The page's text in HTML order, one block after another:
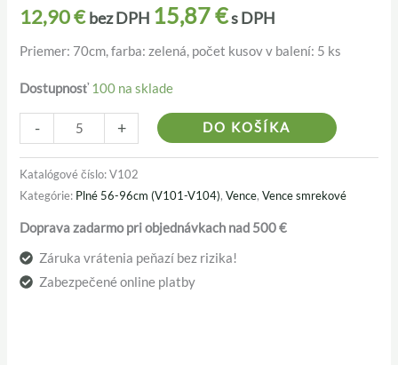
12,90€ bez DPH 15,87€s DPH
Priemer: 70cm, farba: zelená, počet kusov v balení: 5 ks
Dostupnosť 100 na sklade
- + DO KOŠÍKA
Katalógové číslo:V102
Kategórie: Plné 56-96cm (V101-V104),Vence,Vence smrekové
Doprava zadarmo pri objednávkach nad 500 €
Záruka vrátenia peňazí bez rizika!
Zabezpečené online platby